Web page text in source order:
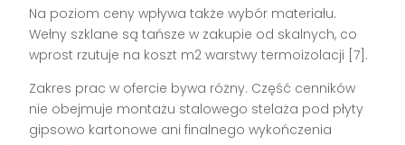
Na poziom ceny wpływa także wybór materiału.
Wełny szklane są tańsze w zakupie od skalnych, co
wprost rzutuje na koszt m2 warstwy termoizolacji [7].
Zakres prac w ofercie bywa różny. Część cenników
nie obejmuje montażu stalowego stelaża pod płyty
gipsowo kartonowe ani finalnego wykończenia